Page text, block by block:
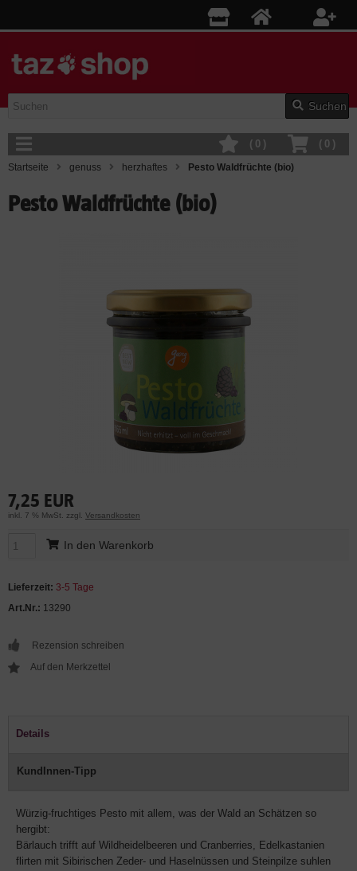
Suchen
( 0 )
( 0 )
Startseite genuss herzhaftes Pesto Waldfrüchte (bio)
Pesto Waldfrüchte (bio)
7,25 EUR
inkl. 7 % MwSt. zzgl. Versandkosten
In den Warenkorb
Lieferzeit: 3-5 Tage
Art.Nr.: 13290
Rezension schreiben
Details
KundInnen-Tipp
Würzig-fruchtiges Pesto mit allem, was der Wald an Schätzen so
hergibt:
Bärlauch trifft auf Wildheidelbeeren und Cranberries, Edelkastanien
flirten mit Sibirischen Zeder- und Haselnüssen und Steinpilze suhlen